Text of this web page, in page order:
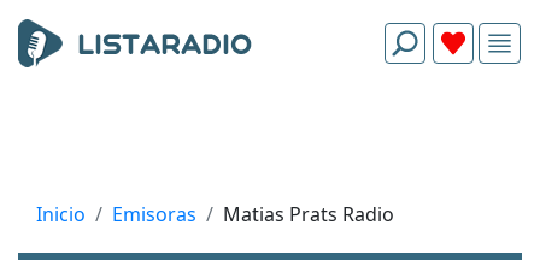
Inicio Emisoras Matias Prats Radio